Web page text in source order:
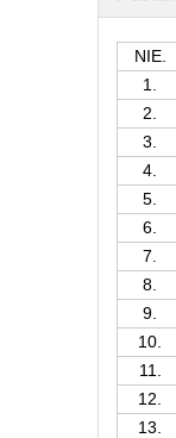
NIE.
1.
2.
3.
4.
5.
6.
7.
8.
9.
10.
11.
12.
13.